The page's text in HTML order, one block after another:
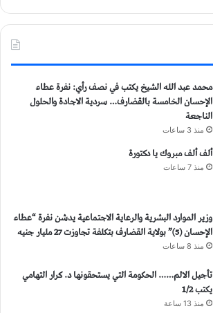
محمد عبد الله الشيخ يكتب في نصف رأي: نفرة عطاء
الإحسان الخامسة بالقضارف… سردية الاجادة والحلول
الناجعة
منذ 3 ساعات
ألف ألف مبروك يا دكتورة
منذ 7 ساعات
وزير الموارد البشرية والرعاية الاجتماعية يدشن نفرة “عطاء
الإحسان (5)” بولاية القضارف بتكلفة تجاوزت 27 مليار جنيه
منذ 8 ساعات
تأجيل الالم…… الحكومة التي يستحقونها د. كرار التهامي
يكتب 1/2
منذ 13 ساعة